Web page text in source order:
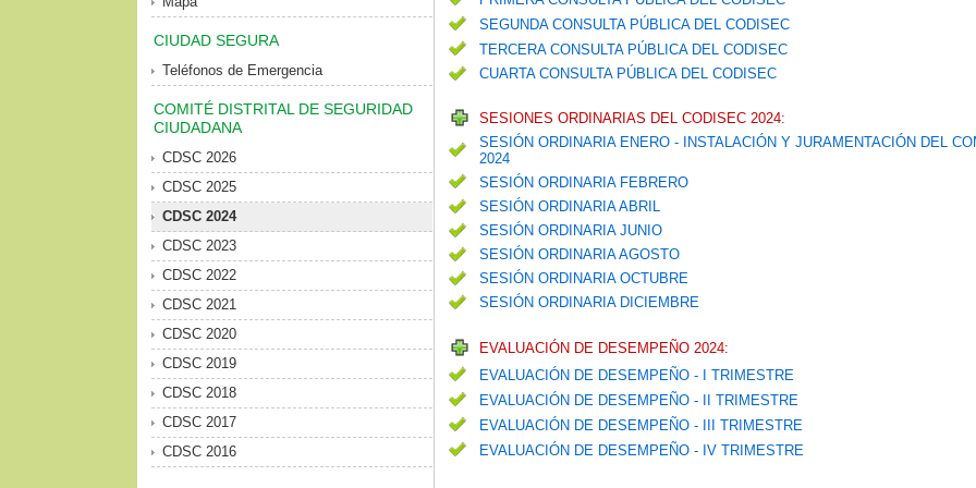
CIUDAD SEGURA
Teléfonos de Emergencia
COMITÉ DISTRITAL DE SEGURIDAD
CIUDADANA
CDSC 2026
CDSC 2025
CDSC 2024
CDSC 2023
CDSC 2022
CDSC 2021
CDSC 2020
CDSC 2019
CDSC 2018
CDSC 2017
CDSC 2016
SEGUNDA CONSULTA PÚBLICA DEL CODISEC
TERCERA CONSULTA PÚBLICA DEL CODISEC
CUARTA CONSULTA PÚBLICA DEL CODISEC
SESIONES ORDINARIAS DEL CODISEC 2024:
SESIÓN ORDINARIA ENERO - INSTALACIÓN Y JURAMENTACIÓN DEL
2024
SESIÓN ORDINARIA FEBRERO
SESIÓN ORDINARIA ABRIL
SESIÓN ORDINARIA JUNIO
SESIÓN ORDINARIA AGOSTO
SESIÓN ORDINARIA OCTUBRE
SESIÓN ORDINARIA DICIEMBRE
EVALUACIÓN DE DESEMPEÑO 2024:
EVALUACIÓN DE DESEMPEÑO - I TRIMESTRE
EVALUACIÓN DE DESEMPEÑO - II TRIMESTRE
EVALUACIÓN DE DESEMPEÑO - III TRIMESTRE
EVALUACIÓN DE DESEMPEÑO - IV TRIMESTRE